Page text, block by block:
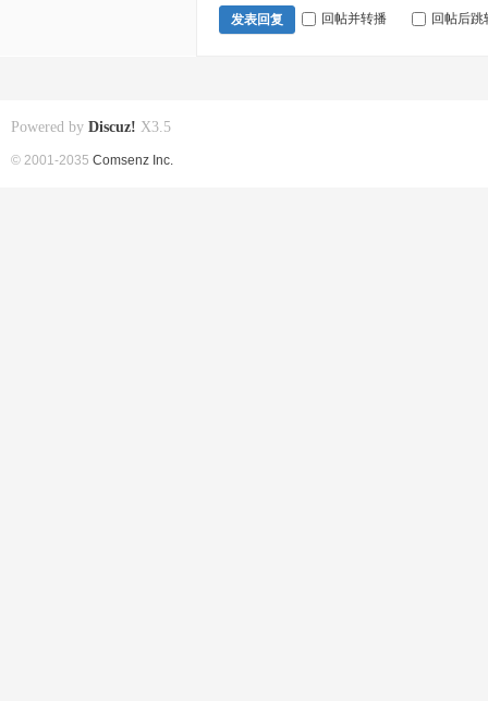
发表回复 回帖并转播 回帖后跳
Powered by Discuz! X3.5
© 2001-2035 Comsenz Inc.